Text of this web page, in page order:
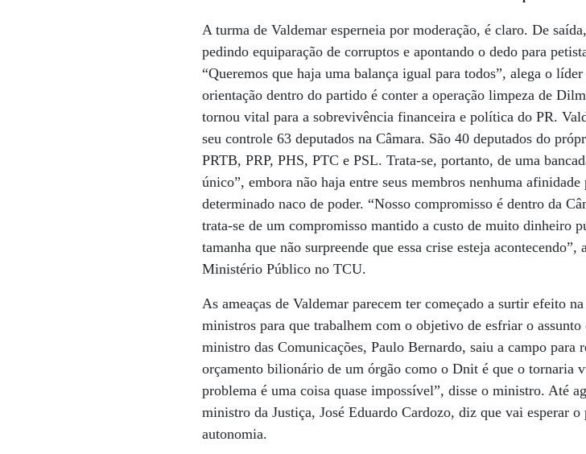
A turma de Valdemar esperneia por moderação, é claro. De
pedindo equiparação de corruptos e apontando o dedo para
“Queremos que haja uma balança igual para todos”, alega o
orientação dentro do partido é conter a operação limpeza de
tornou vital para a sobrevivência financeira e política do PR.
seu controle 63 deputados na Câmara. São 40 deputados do
PRTB, PRP, PHS, PTC e PSL. Trata-se, portanto, de uma
único”, embora não haja entre seus membros nenhuma
determinado naco de poder. “Nosso compromisso é dentro da
trata-se de um compromisso mantido a custo de muito dinheiro
tamanha que não surpreende que essa crise esteja
Ministério Público no TCU.
As ameaças de Valdemar parecem ter começado a surtir efeito
ministros para que trabalhem com o objetivo de esfriar o
ministro das Comunicações, Paulo Bernardo, saiu a campo para
orçamento bilionário de um ór­gão como o Dnit é que o tornaria
problema é uma coisa quase impossível”, disse o ministro. Até
ministro da Justiça, José Eduardo Cardozo, diz que vai esperar
autonomia.